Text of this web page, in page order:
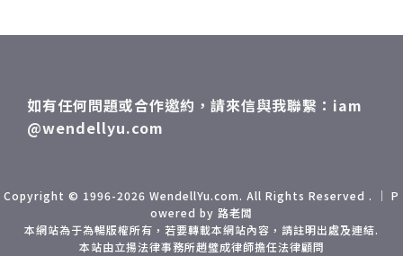
如有任何問題或合作邀約，請來信與我聯繫：iam
@wendellyu.com
Copyright © 1996-2026 WendellYu.com. All Rights Reserved . ｜ P
owered by 路老闆
本網站為于為暢版權所有，若要轉載本網站內容，請註明出處及連結.
本站由立揚法律事務所趙璧成律師擔任法律顧問